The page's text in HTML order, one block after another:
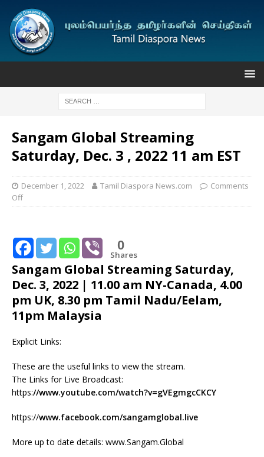
Sangam Global Streaming
Saturday, Dec. 3 , 2022 11 am EST
December 1, 2022 Tamil Diaspora News.com
Comments
Off
0
Shares
Sangam Global Streaming Saturday,
Dec. 3, 2022 | 11.00 am NY-Canada, 4.00
pm UK, 8.30 pm Tamil Nadu/Eelam,
11pm Malaysia
Explicit Links:
These are the useful links to view the stream.
The Links for Live Broadcast:
https://www.youtube.com/watch?v=gVEgmgcCKCY
https://www.facebook.com/sangamglobal.live
More up to date details: www.Sangam.Global